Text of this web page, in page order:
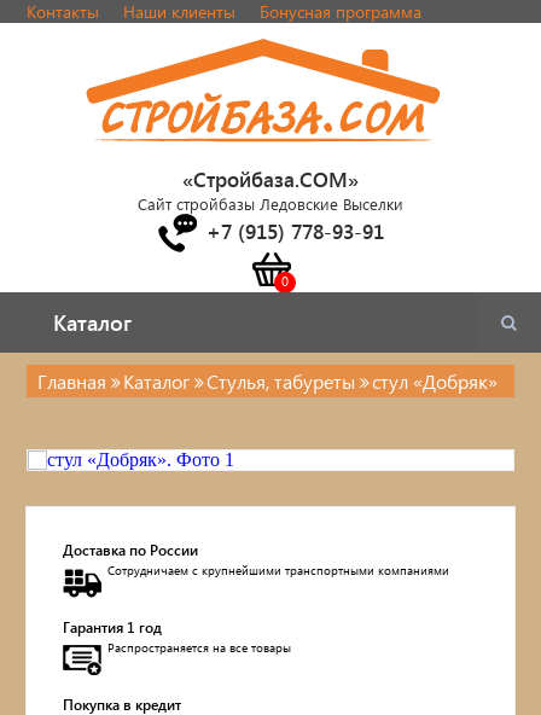
Контакты Наши клиенты Бонусная программа
«Стройбаза.COM»
Сайт стройбазы Ледовские Выселки
+7 (915) 778-93-91
Каталог
Каталог
Стулья, табуреты
Обувницы
Комоды, тумбы
Столы
Главная Каталог Стулья, табуреты стул «Добряк»
Доставка по России
Сотрудничаем с крупнейшими транспортными компаниями
Гарантия 1 год
Распространяется на все товары
Покупка в кредит